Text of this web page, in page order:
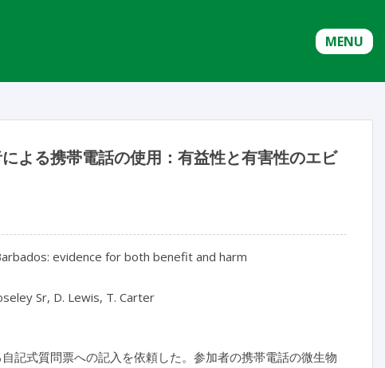
MENU
よる携帯電話の使用：有益性と有害性のエビ
evidence for both benefit and harm
Sr, D. Lewis, T. Carter
記式質問票への記入を依頼した。参加者の携帯電話の微生物